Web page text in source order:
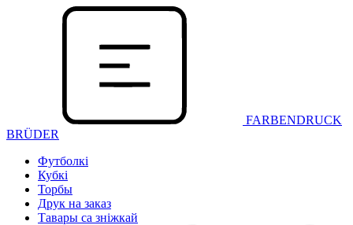
FARBENDRUCK
BRÜDER
Футболкі
Кубкі
Торбы
Друк на заказ
Тавары са зніжкай